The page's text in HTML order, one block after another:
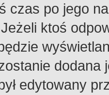
czas po jego
ktoś
dodana
edytowany